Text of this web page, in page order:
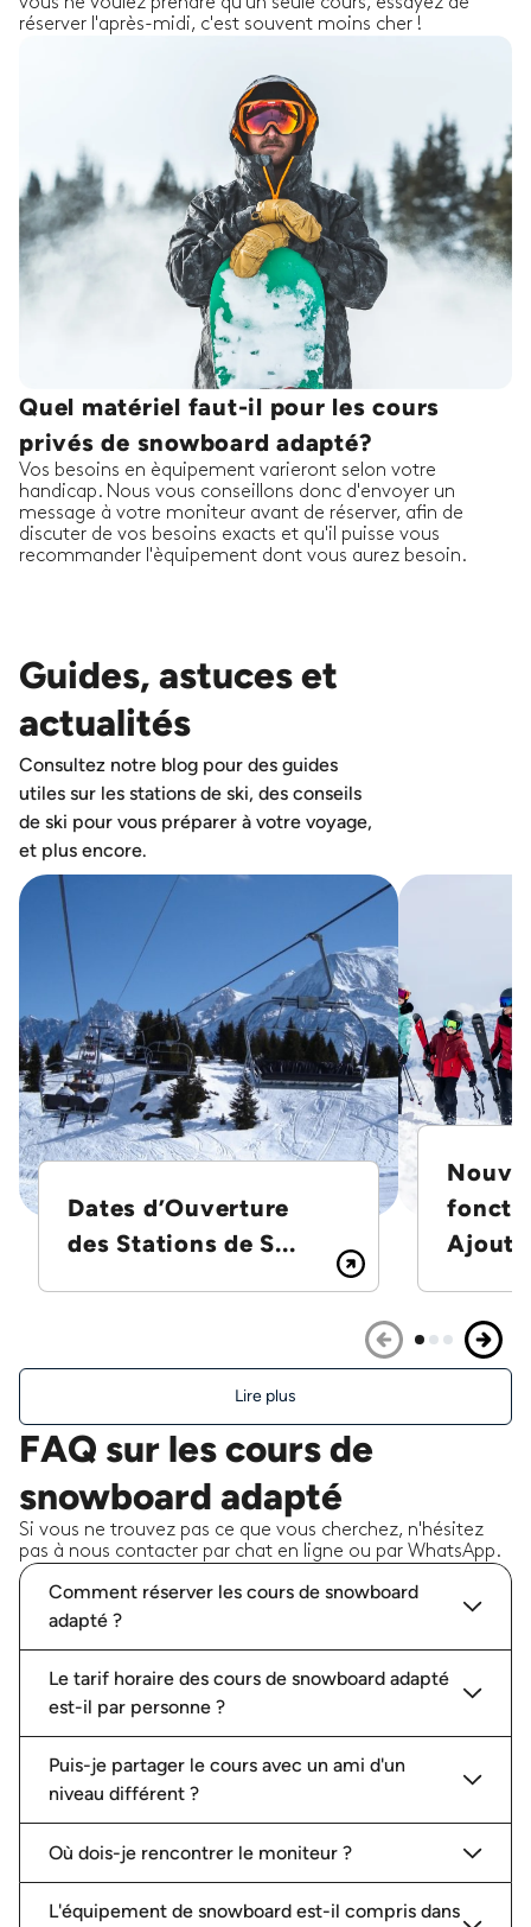
réserver l'après-midi, c'est souvent moins cher !
Quel matériel faut-il pour les cours
privés de snowboard adapté?
Vos besoins en èquipement varieront selon votre
handicap. Nous vous conseillons donc d'envoyer un
message à votre moniteur avant de réserver, afin de
discuter de vos besoins exacts et qu'il puisse vous
recommander l'èquipement dont vous aurez besoin.
Guides, astuces et
actualités
Consultez notre blog pour des guides
utiles sur les stations de ski, des conseils
de ski pour vous préparer à votre voyage,
et plus encore.
Dates d’Ouverture
des Stations de S...
Lire plus
FAQ sur les cours de
snowboard adapté
Si vous ne trouvez pas ce que vous cherchez, n'hésitez
pas à nous contacter par chat en ligne ou par WhatsApp.
Comment réserver les cours de snowboard
adapté ?
Le tarif horaire des cours de snowboard adapté
est-il par personne ?
Puis-je partager le cours avec un ami d'un
niveau différent ?
Où dois-je rencontrer le moniteur ?
L'équipement de snowboard est-il compris dans